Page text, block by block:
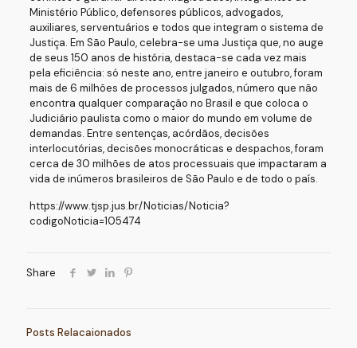
Ministério Público, defensores públicos, advogados,
auxiliares, serventuários e todos que integram o sistema de
Justiça. Em São Paulo, celebra-se uma Justiça que, no auge
de seus 150 anos de história, destaca-se cada vez mais
pela eficiência: só neste ano, entre janeiro e outubro, foram
mais de 6 milhões de processos julgados, número que não
encontra qualquer comparação no Brasil e que coloca o
Judiciário paulista como o maior do mundo em volume de
demandas. Entre sentenças, acórdãos, decisões
interlocutórias, decisões monocráticas e despachos, foram
cerca de 30 milhões de atos processuais que impactaram a
vida de inúmeros brasileiros de São Paulo e de todo o país.
https://www.tjsp.jus.br/Noticias/Noticia?
codigoNoticia=105474
Share
Posts Relacaionados